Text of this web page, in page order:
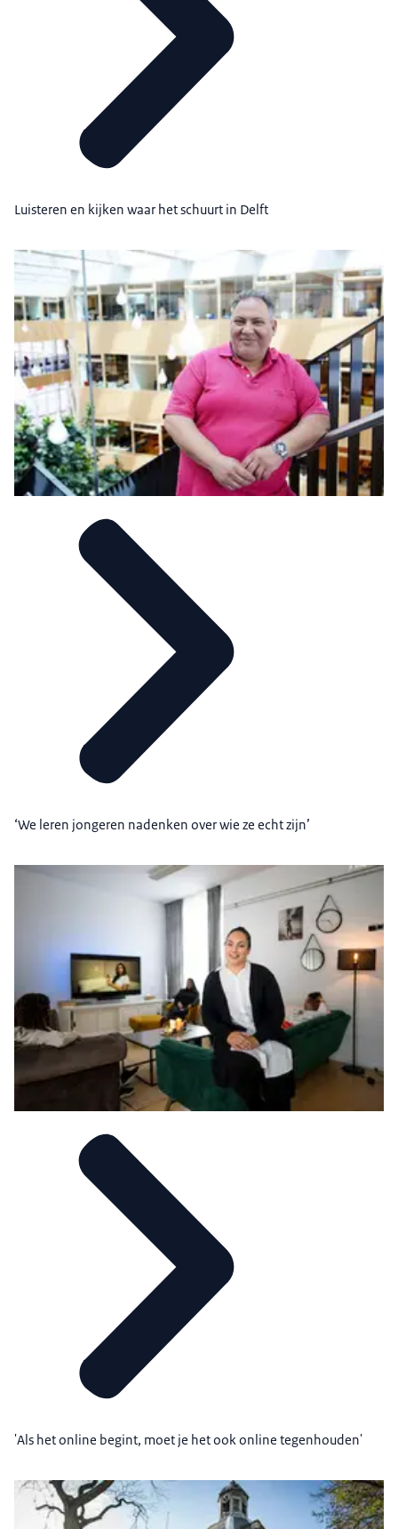
Luisteren en kijken waar het schuurt in Delft
‘We leren jongeren nadenken over wie ze echt zijn’
'Als het online begint, moet je het ook online tegenhouden'